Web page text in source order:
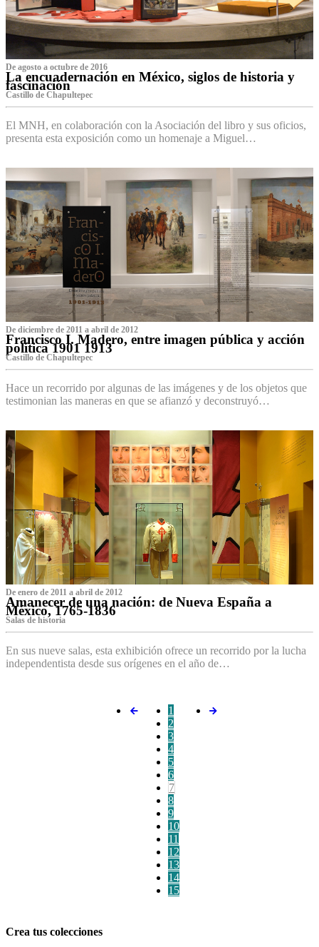
De agosto a octubre de 2016
La encuadernación en México, siglos de historia y
fascinación
Castillo de Chapultepec
El MNH, en colaboración con la Asociación del libro y sus oficios,
presenta esta exposición como un homenaje a Miguel…
De diciembre de 2011 a abril de 2012
Francisco I. Madero, entre imagen pública y acción
política 1901 1913
Castillo de Chapultepec
Hace un recorrido por algunas de las imágenes y de los objetos que
testimonian las maneras en que se afianzó y deconstruyó…
De enero de 2011 a abril de 2012
Amanecer de una nación: de Nueva España a
México, 1765-1836
Salas de historia
En sus nueve salas, esta exhibición ofrece un recorrido por la lucha
independentista desde sus orígenes en el año de…
1
2
3
4
5
6
7
8
9
10
11
12
13
14
15
Crea tus colecciones